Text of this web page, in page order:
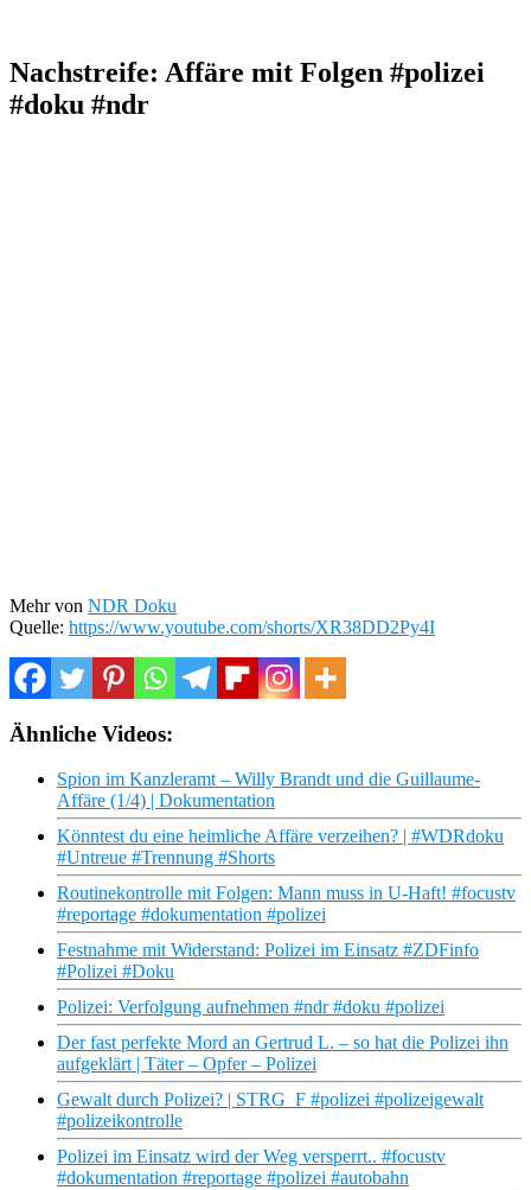
Nachstreife: Affäre mit Folgen #polizei
#doku #ndr
Mehr von NDR Doku
Quelle: https://www.youtube.com/shorts/XR38DD2Py4I
Ähnliche Videos:
Spion im Kanzleramt – Willy Brandt und die Guillaume-
Affäre (1/4) | Dokumentation
Könntest du eine heimliche Affäre verzeihen? | #WDRdoku
#Untreue #Trennung #Shorts
Routinekontrolle mit Folgen: Mann muss in U-Haft! #focustv
#reportage #dokumentation #polizei
Festnahme mit Widerstand: Polizei im Einsatz #ZDFinfo
#Polizei #Doku
Polizei: Verfolgung aufnehmen #ndr #doku #polizei
Der fast perfekte Mord an Gertrud L. – so hat die Polizei ihn
aufgeklärt | Täter – Opfer – Polizei
Gewalt durch Polizei? | STRG_F #polizei #polizeigewalt
#polizeikontrolle
Polizei im Einsatz wird der Weg versperrt.. #focustv
#dokumentation #reportage #polizei #autobahn